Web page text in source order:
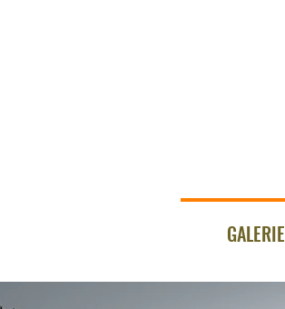
GALERIE